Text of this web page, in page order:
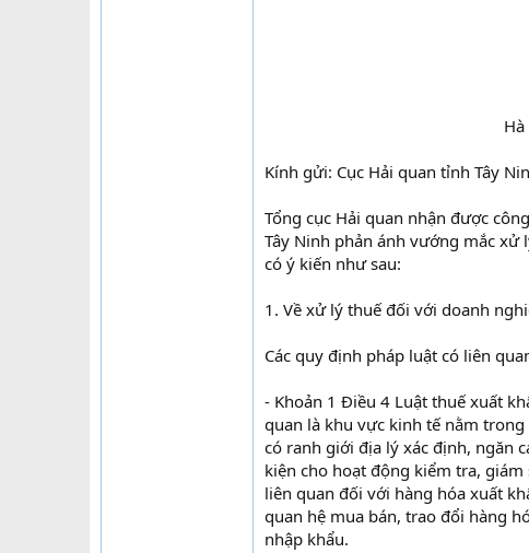
Kính gửi: Cục Hải quan tỉnh Tây
Tổng cục Hải quan nhận được
Tây Ninh phản ánh vướng mắc xử
có ý kiến như sau:
1. Về xử lý thuế đối với doanh
Các quy định pháp luật có liên
- Khoản 1 Điều 4 Luật thuế xuất
quan là khu vực kinh tế nằm
có ranh giới địa lý xác định, ngăn
kiện cho hoạt động kiểm tra, giám
liên quan đối với hàng hóa xuất
quan hệ mua bán, trao đổi hàng
nhập khẩu.